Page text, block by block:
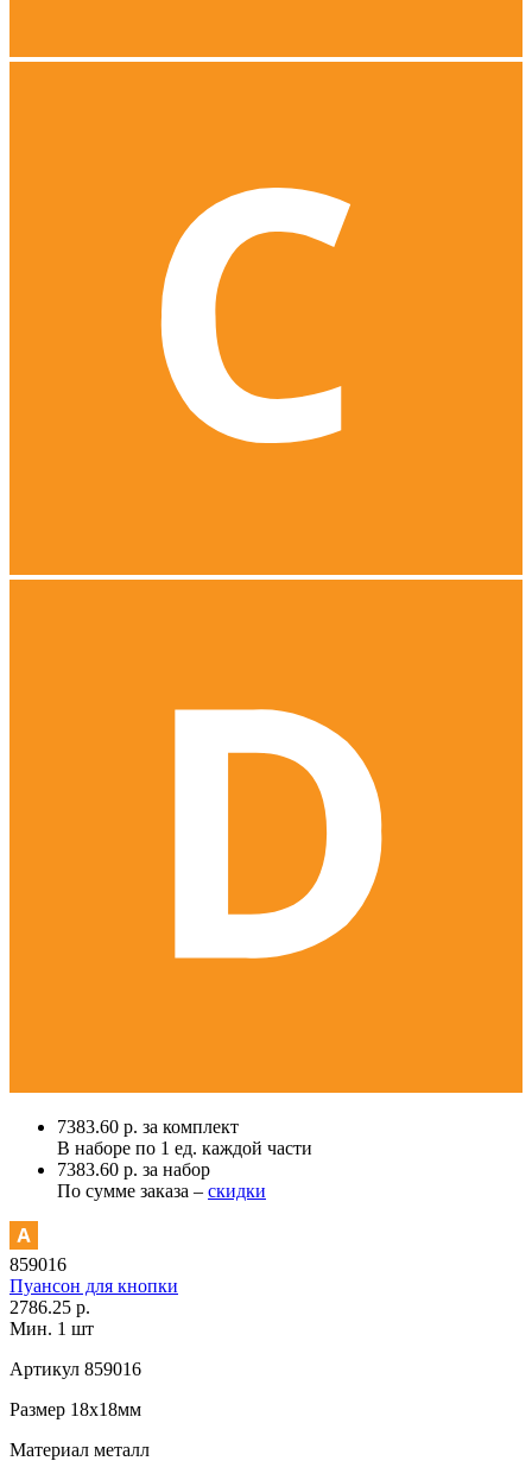
7383.60 р. за комплект
В наборе по 1 ед. каждой части
7383.60 р. за набор
По сумме заказа – скидки
859016
Пуансон для кнопки
2786.25 р.
Мин. 1 шт
Артикул 859016
Размер 18х18мм
Материал металл